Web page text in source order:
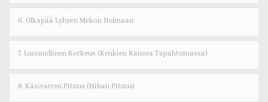
6. Olkapää Lyhyen Mekon Helmaan
7. Luonnollinen Korkeus (kenkien Kanssa Tapahtumassa)
8. Käsivarren Pituus (hihan Pituus)